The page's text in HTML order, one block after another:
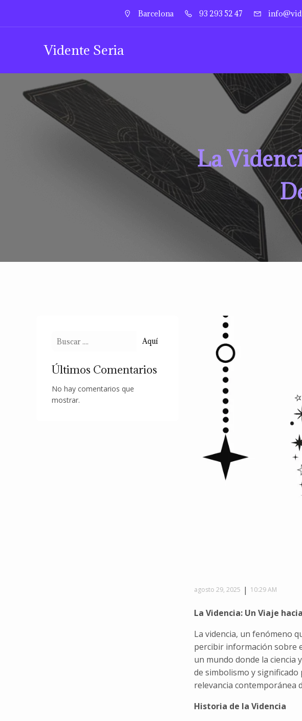
Barcelona 93 293 52 47
Vidente Seria
La
Aquí
Últimos Comentarios
No hay comentarios que
mostrar.
agosto 29, 2025 | 10:29 AM
La Videncia: Un Viaje
La videncia, un fenómeno
percibir información sobre
un mundo donde la ciencia
de simbolismo y
relevancia contemporánea
Historia de la Videncia